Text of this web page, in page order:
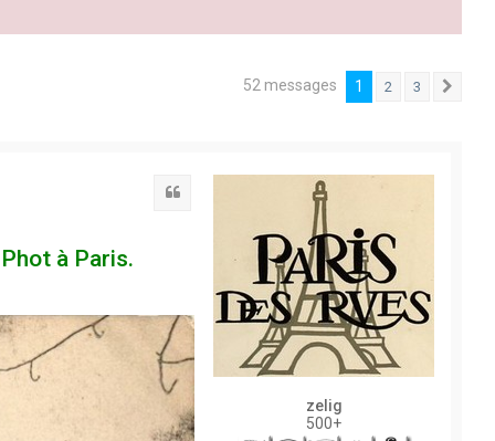
52 messages 1 2 3
zelig
500+
à Paris.